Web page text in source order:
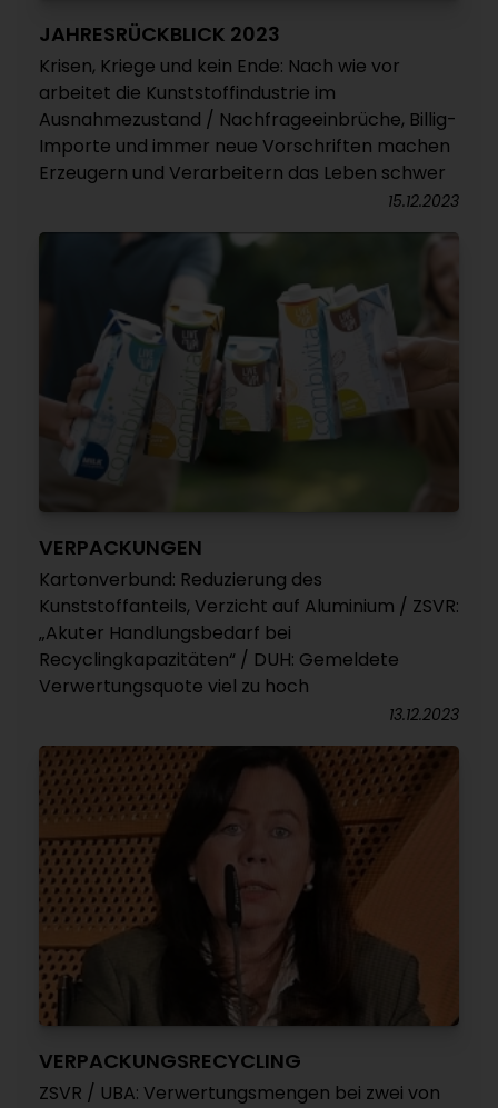
JAHRESRÜCKBLICK 2023
Krisen, Kriege und kein Ende: Nach wie vor
arbeitet die Kunststoffindustrie im
Ausnahmezustand / Nachfrageeinbrüche, Billig-
Importe und immer neue Vorschriften machen
Erzeugern und Verarbeitern das Leben schwer
15.12.2023
VERPACKUNGEN
Kartonverbund: Reduzierung des
Kunststoffanteils, Verzicht auf Aluminium / ZSVR:
„Akuter Handlungsbedarf bei
Recyclingkapazitäten“ / DUH: Gemeldete
Verwertungsquote viel zu hoch
13.12.2023
VERPACKUNGSRECYCLING
ZSVR / UBA: Verwertungsmengen bei zwei von